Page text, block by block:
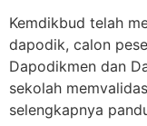
Kemdikbud telah
dapodik, calon
Dapodikmen dan
sekolah
selengkapnya